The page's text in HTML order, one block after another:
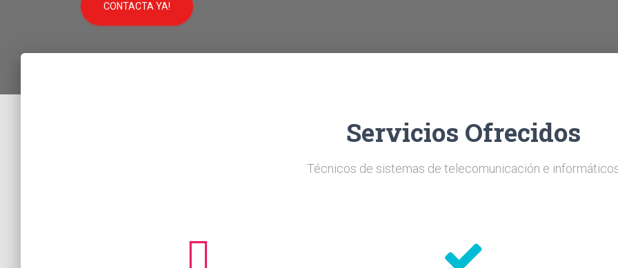
CONTACTA YA!
Servicios Ofrecidos
Técnicos de sistemas de telecomunicación e